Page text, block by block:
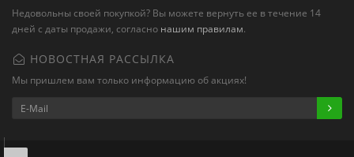
Недовольны своей покупкой? Вы можете вернуть ее в течение 14
дней с даты продажи, согласно нашим правилам.
НОВОСТНАЯ РАССЫЛКА
Мы пришлем вам только информацию об акциях!